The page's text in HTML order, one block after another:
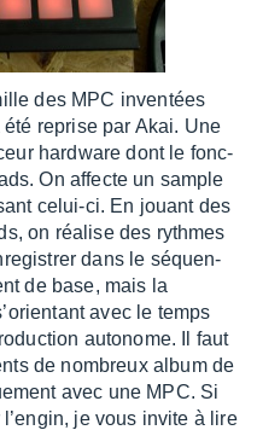
des MPC inven­tées
reprise par Akai. Une
hard­ware dont le fonc­
On affecte un sample
celui-ci. En jouant des
on réalise des rythmes
dans le séquen­
de base, mais la
avec le temps
auto­nome. Il faut
de nombreux album de
avec une MPC. Si
je vous invite à lire